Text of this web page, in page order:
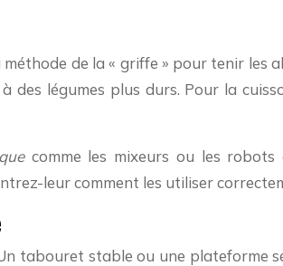
de la « griffe » pour tenir
des légumes plus durs. Pour la
comme les mixeurs ou les
leur comment les utiliser
tabouret stable ou une plateforme